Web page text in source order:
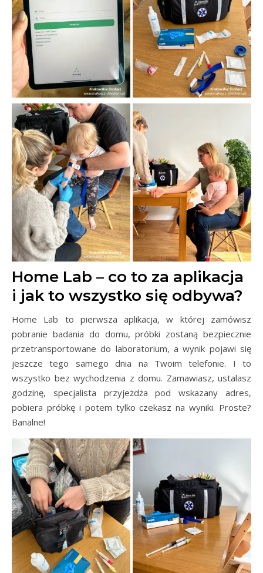
Home Lab – co to za aplikacja
i jak to wszystko się odbywa?
Home Lab to pierwsza aplikacja, w której zamówisz
pobranie badania do domu, próbki zostaną bezpiecznie
przetransportowane do laboratorium, a wynik pojawi się
jeszcze tego samego dnia na Twoim telefonie. I to
wszystko bez wychodzenia z domu. Zamawiasz, ustalasz
godzinę, specjalista przyjeżdża pod wskazany adres,
pobiera próbkę i potem tylko czekasz na wyniki. Proste?
Banalne!